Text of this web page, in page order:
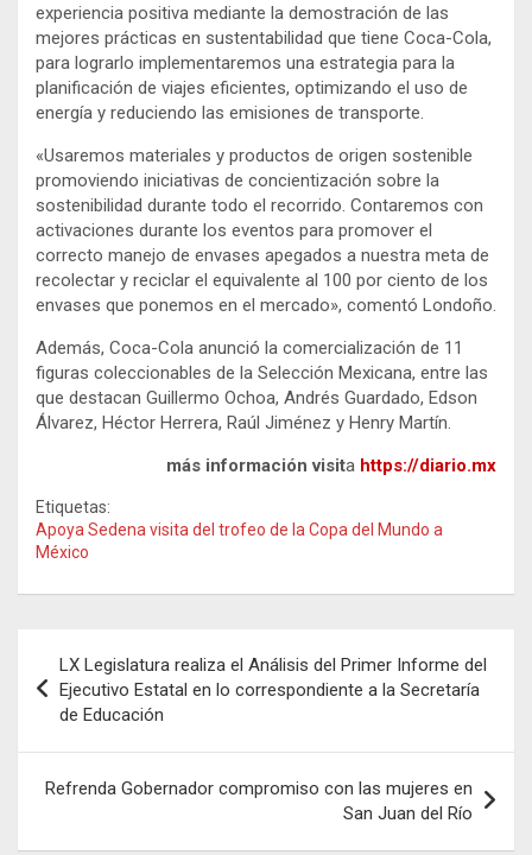
experiencia positiva mediante la demostración de las
mejores prácticas en sustentabilidad que tiene Coca-Cola,
para lograrlo implementaremos una estrategia para la
planificación de viajes eficientes, optimizando el uso de
energía y reduciendo las emisiones de transporte.
«Usaremos materiales y productos de origen sostenible
promoviendo iniciativas de concientización sobre la
sostenibilidad durante todo el recorrido. Contaremos con
activaciones durante los eventos para promover el
correcto manejo de envases apegados a nuestra meta de
recolectar y reciclar el equivalente al 100 por ciento de los
envases que ponemos en el mercado», comentó Londoño.
Además, Coca-Cola anunció la comercialización de 11
figuras coleccionables de la Selección Mexicana, entre las
que destacan Guillermo Ochoa, Andrés Guardado, Edson
Álvarez, Héctor Herrera, Raúl Jiménez y Henry Martín.
más información visita https://diario.mx
Etiquetas:
Apoya Sedena visita del trofeo de la Copa del Mundo a
México
de
entradas
LX Legislatura realiza el Análisis del Primer Informe del
Ejecutivo Estatal en lo correspondiente a la Secretaría
de Educación
Refrenda Gobernador compromiso con las mujeres en
San Juan del Río